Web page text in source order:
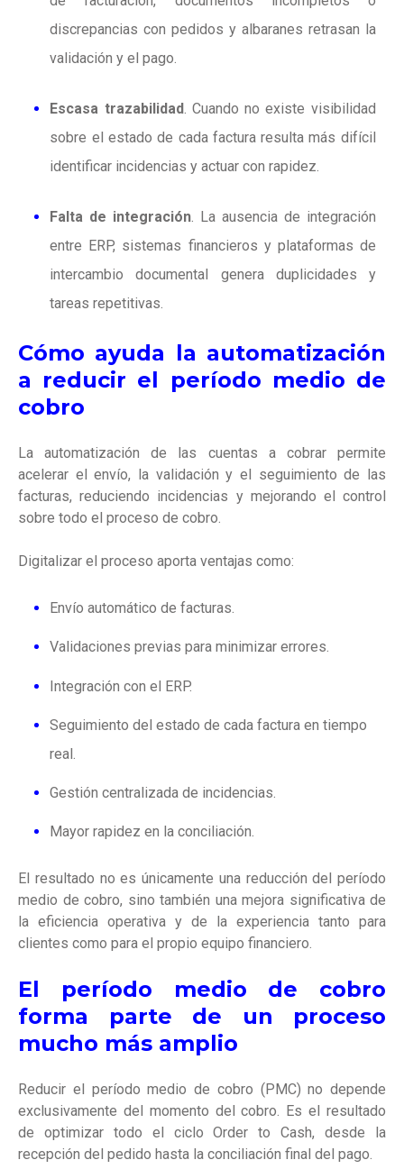
discrepancias con pedidos y albaranes retrasan la
validación y el pago.
Escasa trazabilidad. Cuando no existe visibilidad
sobre el estado de cada factura resulta más difícil
identificar incidencias y actuar con rapidez.
Falta de integración. La ausencia de integración
entre ERP, sistemas financieros y plataformas de
intercambio documental genera duplicidades y
tareas repetitivas.
Cómo ayuda la automatización
a reducir el período medio de
cobro
La automatización de las cuentas a cobrar permite
acelerar el envío, la validación y el seguimiento de las
facturas, reduciendo incidencias y mejorando el control
sobre todo el proceso de cobro.
Digitalizar el proceso aporta ventajas como:
Envío automático de facturas.
Validaciones previas para minimizar errores.
Integración con el ERP.
Seguimiento del estado de cada factura en tiempo
real.
Gestión centralizada de incidencias.
Mayor rapidez en la conciliación.
El resultado no es únicamente una reducción del período
medio de cobro, sino también una mejora significativa de
la eficiencia operativa y de la experiencia tanto para
clientes como para el propio equipo financiero.
El período medio de cobro
forma parte de un proceso
mucho más amplio
Reducir el período medio de cobro (PMC) no depende
exclusivamente del momento del cobro. Es el resultado
de optimizar todo el ciclo Order to Cash, desde la
recepción del pedido hasta la conciliación final del pago.